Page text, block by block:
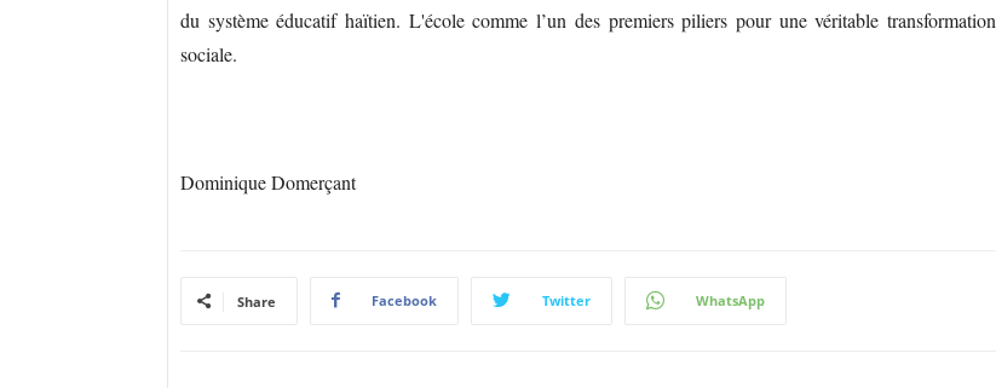
du système éducatif haïtien. L'école comme l’un des premiers piliers pour une véritable transformation
sociale.
Dominique Domerçant
Share Facebook Twitter WhatsApp